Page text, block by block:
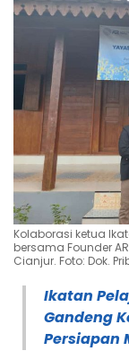
Kolaborasi ketua
bersama Founder
Cianjur. Foto: Dok.
Ikatan
Gandeng
Persiapan